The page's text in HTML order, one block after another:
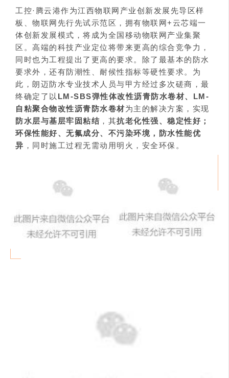
工控·腾云港作为江西物联网产业创新发展先导区样
板、物联网先行先试示范区，拥有物联网+云芯端一
体创新发展模式，将成为全国移动物联网产业集聚
区。高端的科技产业定位将带来更高的综合竞争力，
同时也为工程提出了更高的要求。除了最基本的防水
要求外，还有防潮性、耐候性指标等硬性要求。为
此，朗迈防水专业技术人员与甲方经过多次磋商，最
终确定了以 LM-SBS弹性体改性沥青防水卷材、LM-
自粘聚合物改性沥青防水卷材为主的解决方案，实现
防水层与基层牢固粘结 ，其抗老化性强、稳定性好；
环保性能好、无氟成分、不污染环境，防水性能优
异 ，同时施工过程无需动用明火，安全环保。